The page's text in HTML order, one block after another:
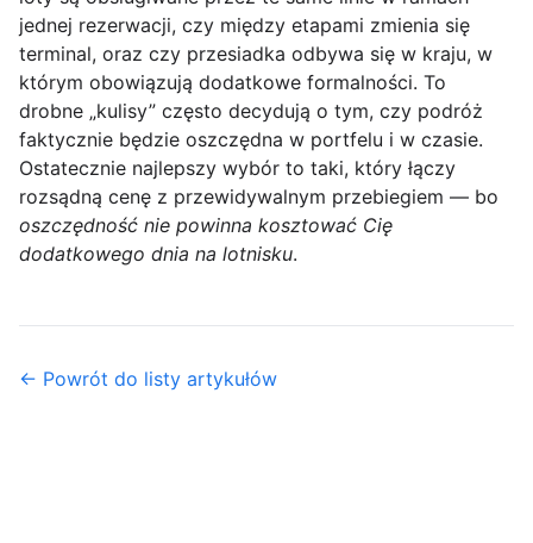
jednej rezerwacji, czy między etapami zmienia się
terminal, oraz czy przesiadka odbywa się w kraju, w
którym obowiązują dodatkowe formalności. To
drobne „kulisy” często decydują o tym, czy podróż
faktycznie będzie oszczędna w portfelu i w czasie.
Ostatecznie najlepszy wybór to taki, który łączy
rozsądną cenę z przewidywalnym przebiegiem — bo
oszczędność nie powinna kosztować Cię
dodatkowego dnia na lotnisku.
← Powrót do listy artykułów